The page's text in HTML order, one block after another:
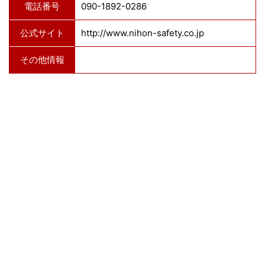
電話番号 090-1892-0286
公式サイト http://www.nihon-safety.co.jp
その他情報